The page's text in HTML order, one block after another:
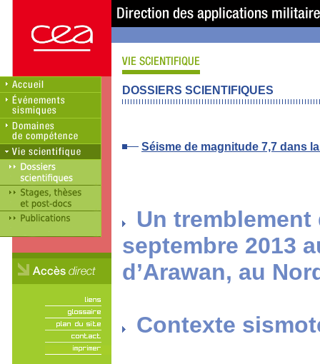
DOSSIERS SCIENTIFIQUES
Séisme de magnitude 7,7 dans
Un tremblement
septembre 2013
d’Arawan, au
Contexte